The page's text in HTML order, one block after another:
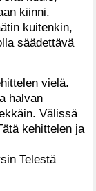
kiinni.
kuitenkin,
säädettävä
vielä.
halvan
Välissä
kehittelen ja
Telestä